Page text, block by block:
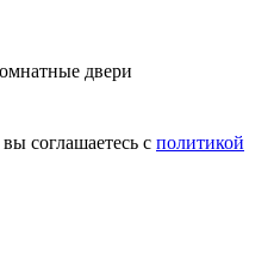
двери
соглашаетесь с политикой